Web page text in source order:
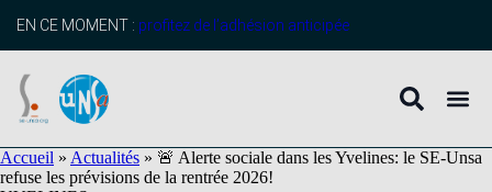
principal
EN CE MOMENT : profitez de l’adhésion anticipée
Accueil » Actualités » 🚨 Alerte sociale dans les Yvelines: le SE-Unsa
refuse les prévisions de la rentrée 2026!